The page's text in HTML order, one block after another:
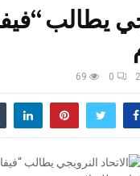
يطالب
0
69